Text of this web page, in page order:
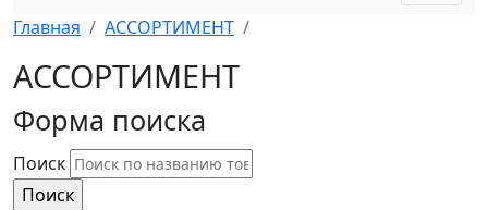
Главная АССОРТИМЕНТ
АССОРТИМЕНТ
Форма поиска
Поиск